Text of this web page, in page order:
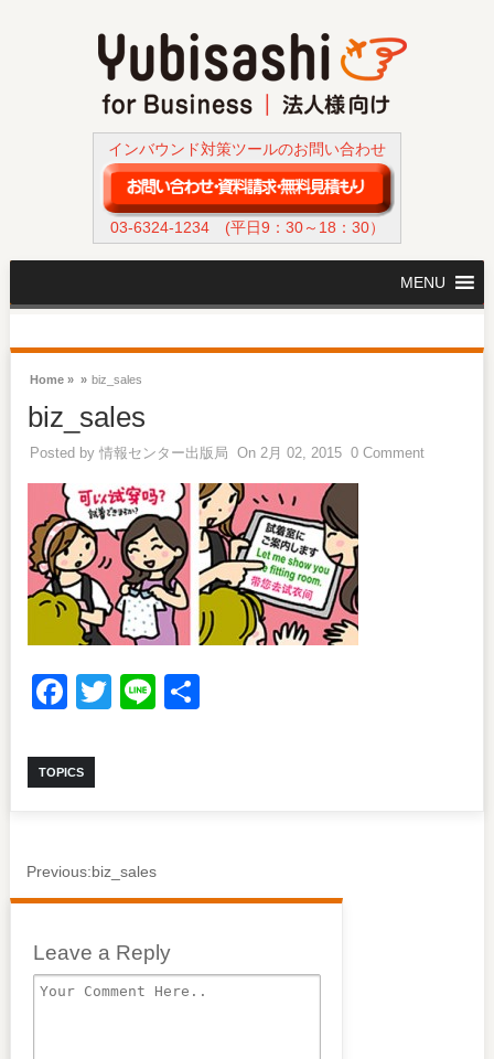
インバウンド対策ツールのお問い合わせ
03-6324-1234(平日9：30～18：30）
MENU
Home » » biz_sales
biz_sales
Posted by 情報センター出版局 On 2月 02, 2015 0 Comment
Facebook
Twitter
Line共
TOPICS
Previous:biz_sales
Leave a Reply